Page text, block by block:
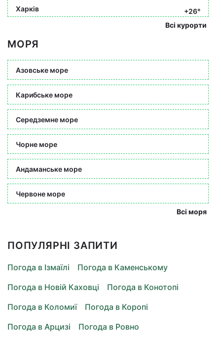
Харків
+26°
Всі курорти
МОРЯ
Азовське море
Карибське море
Середземне море
Чорне море
Андаманське море
Червоне море
Всі моря
ПОПУЛЯРНІ ЗАПИТИ
Погода в Ізмаїлі
Погода в Каменському
Погода в Новій Каховці
Погода в Конотопі
Погода в Коломиї
Погода в Коропі
Погода в Арцизі
Погода в Ровно